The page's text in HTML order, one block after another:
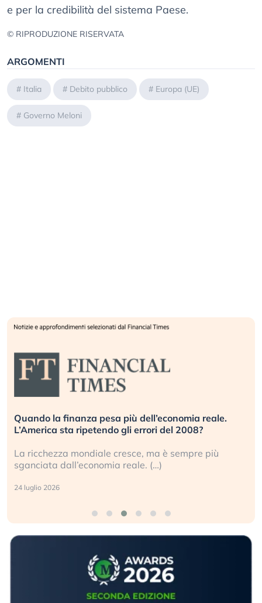
e per la credibilità del sistema Paese.
© RIPRODUZIONE RISERVATA
ARGOMENTI
# Italia # Debito pubblico # Europa (UE)
# Governo Meloni
Quando la finanza pesa più dell’economia reale.
L’America sta ripetendo gli errori del 2008?
La ricchezza mondiale cresce, ma è sempre più
sganciata dall’economia reale. (…)
24 luglio 2026